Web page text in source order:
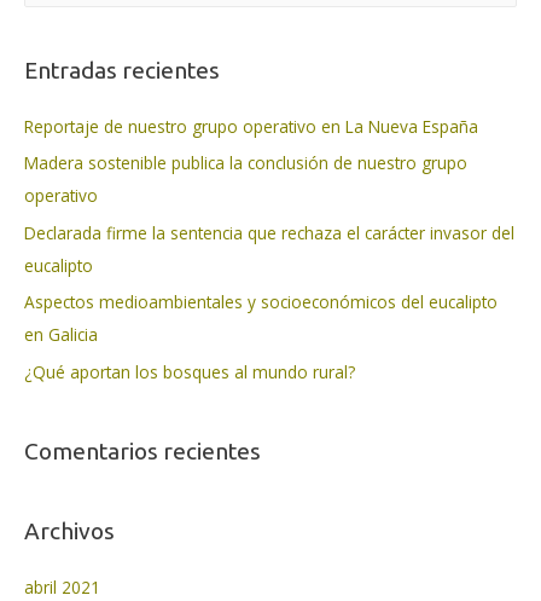
r
p
Entradas recientes
Reportaje de nuestro grupo operativo en La Nueva España
Madera sostenible publica la conclusión de nuestro grupo
operativo
Declarada firme la sentencia que rechaza el carácter invasor del
eucalipto
Aspectos medioambientales y socioeconómicos del eucalipto
en Galicia
¿Qué aportan los bosques al mundo rural?
Comentarios recientes
Archivos
abril 2021